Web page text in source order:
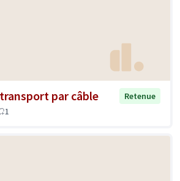
par câble
Retenue
1